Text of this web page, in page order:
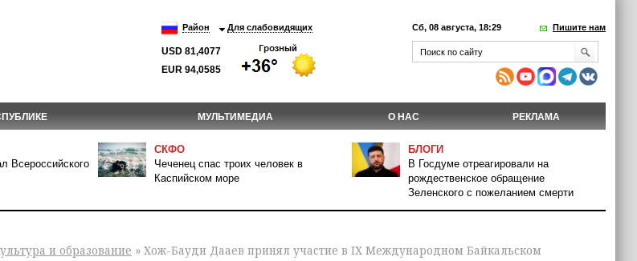
Район Для слабовидящих
USD 81,4077
EUR 94,0585
Сб, 08 августа, 18:29 Пишите нам
МУЛЬТИМЕДИА О НАС РЕКЛАМА
Всероссийского
СКФО
Чеченец спас троих человек в
Каспийском море
БЛОГИ
В Госдуме отреагировали на
рождественское обращение
Зеленского с пожеланием смерти
и образование » Хож-Бауди Дааев принял участие в IX Международном Байкальском